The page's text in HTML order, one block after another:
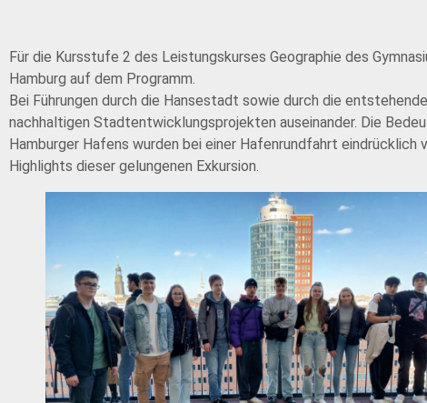
Für die Kursstufe 2 des Leistungskurses Geographie des
Hamburg auf dem Programm.
Bei Führungen durch die Hansestadt sowie durch die
nachhaltigen Stadtentwicklungsprojekten auseinander. Die
Hamburger Hafens wurden bei einer Hafenrundfahrt
Highlights dieser gelungenen Exkursion.